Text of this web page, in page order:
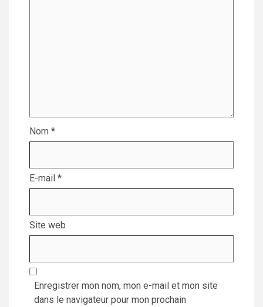
Nom *
E-mail *
Site web
Enregistrer mon nom, mon e-mail et mon site
dans le navigateur pour mon prochain